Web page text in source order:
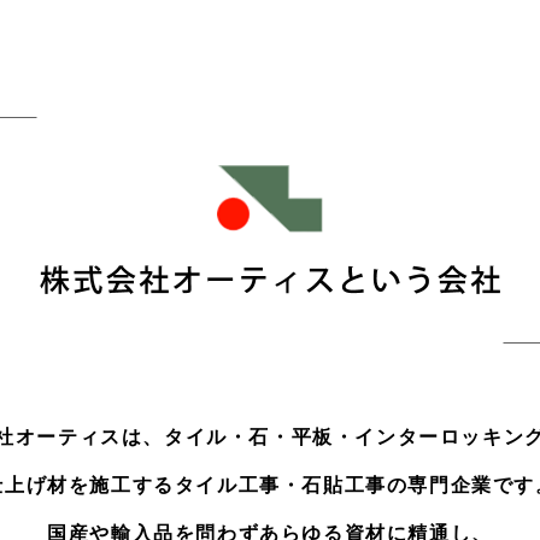
オーティスは、タイル・石・平板・インターロッキン
上げ材を施工するタイル工事・石貼工事の専門企業です
国産や輸入品を問わずあらゆる資材に精通し、